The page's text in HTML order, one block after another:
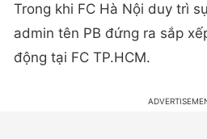
Trong khi FC Hà Nội duy trì
admin tên PB đứng ra sắp
động tại FC TP.HCM.